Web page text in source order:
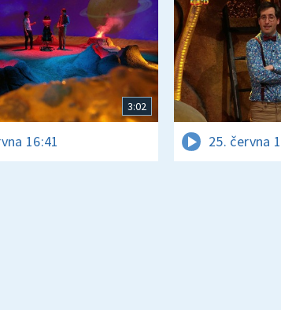
3:02
16:41 25. června